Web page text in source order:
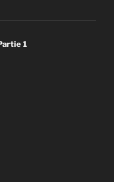
VRP de la
1